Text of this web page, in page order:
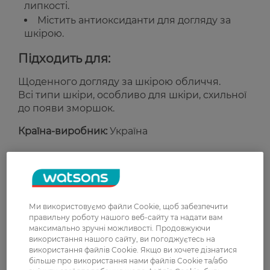
липкості.
Містить антиоксиданти для догляду за
шкірою.
Підходить для:
Щоденного догляду за шкірою обличчя.
Всі типи шкіри, особливо для шкіри, схильної
до появи зморшок.
Країна-виробник: Україна
Рейтинг та відгуки
0
З 0 відгуків
0 відгуків
Ми використовуємо файли Cookie, щоб забезпечити
правильну роботу нашого веб-сайту та надати вам
максимально зручні можливості. Продовжуючи
використання нашого сайту, ви погоджуєтесь на
використання файлів Cookie. Якщо ви хочете дізнатися
більше про використання нами файлів Cookie та/або